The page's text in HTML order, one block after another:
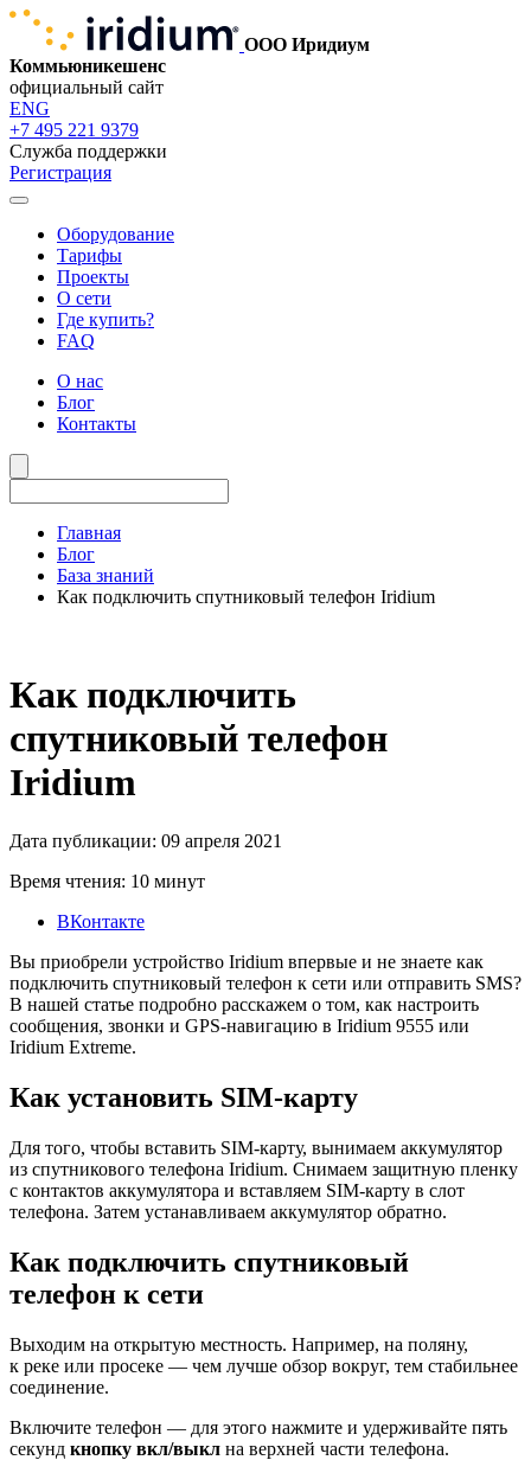
ООО Иридиум
Коммьюникешенс
официальный сайт
ENG
+7 495 221 9379
Служба поддержки
Регистрация
Оборудование
Тарифы
Проекты
О сети
Где купить?
FAQ
О нас
Блог
Контакты
Главная
Блог
База знаний
Как подключить спутниковый телефон Iridium
Как подключить
спутниковый телефон
Iridium
Дата публикации: 09 апреля 2021
Время чтения: 10 минут
ВКонтакте
Вы приобрели устройство Iridium впервые и не знаете как
подключить спутниковый телефон к сети или отправить SMS?
В нашей статье подробно расскажем о том, как настроить
сообщения, звонки и GPS-навигацию в Iridium 9555 или
Iridium Extreme.
Как установить SIM-карту
Для того, чтобы вставить SIM-карту, вынимаем аккумулятор
из спутникового телефона Iridium. Снимаем защитную пленку
с контактов аккумулятора и вставляем SIM-карту в слот
телефона. Затем устанавливаем аккумулятор обратно.
Как подключить спутниковый
телефон к сети
Выходим на открытую местность. Например, на поляну,
к реке или просеке — чем лучше обзор вокруг, тем стабильнее
соединение.
Включите телефон — для этого нажмите и удерживайте пять
секунд кнопку вкл/выкл на верхней части телефона.